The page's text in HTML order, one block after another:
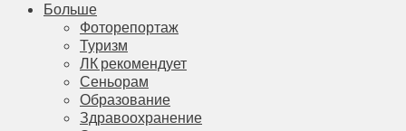
Больше
Фоторепортаж
Туризм
ЛК рекомендует
Сеньорам
Образование
Здравоохранение